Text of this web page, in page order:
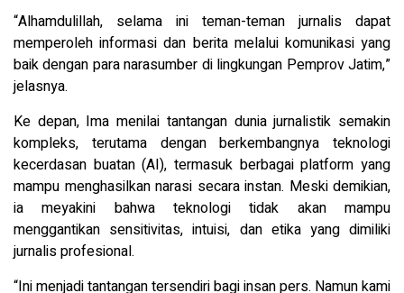
“Alhamdulillah, selama ini teman-teman jurnalis dapat
memperoleh informasi dan berita melalui komunikasi yang
baik dengan para narasumber di lingkungan Pemprov Jatim,”
jelasnya.
Ke depan, Ima menilai tantangan dunia jurnalistik semakin
kompleks, terutama dengan berkembangnya teknologi
kecerdasan buatan (AI), termasuk berbagai platform yang
mampu menghasilkan narasi secara instan. Meski demikian,
ia meyakini bahwa teknologi tidak akan mampu
menggantikan sensitivitas, intuisi, dan etika yang dimiliki
jurnalis profesional.
“Ini menjadi tantangan tersendiri bagi insan pers. Namun kami